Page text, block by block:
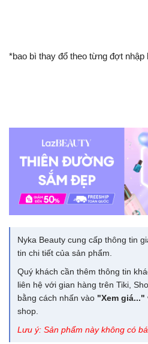
*bao bì thay đổ theo từng đợt nhập
Nyka Beauty cung cấp thông tin
tin chi tiết của sản phẩm.
Quý khách cần thêm thông tin
liên hệ với gian hàng trên Tiki,
bằng cách nhấn vào "Xem giá..."
shop.
Lưu ý: Sản phẩm này không có